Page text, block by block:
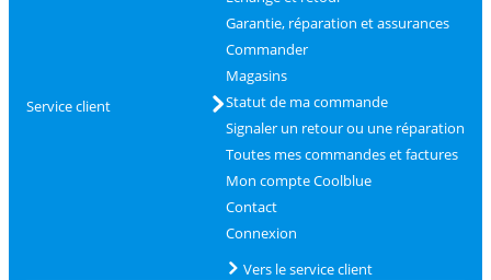
Service client
Garantie, réparation et assurances
Commander
Magasins
Statut de ma commande
Signaler un retour ou une réparation
Toutes mes commandes et factures
Mon compte Coolblue
Contact
Connexion
Vers le service client